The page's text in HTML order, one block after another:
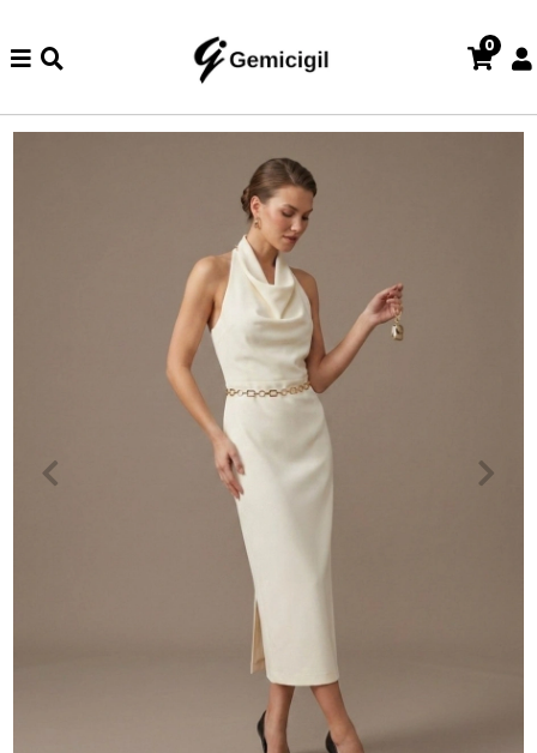
iade ve değişim işlemi yoktur.
0